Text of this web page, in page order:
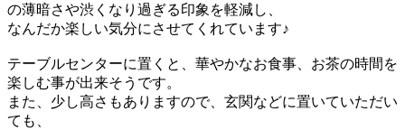
の薄暗さや渋くなり過ぎる印象を軽減し、
なんだか楽しい気分にさせてくれています♪
テーブルセンターに置くと、華やかなお食事、お茶の時間を
楽しむ事が出来そうです。
また、少し高さもありますので、玄関などに置いていただい
ても、